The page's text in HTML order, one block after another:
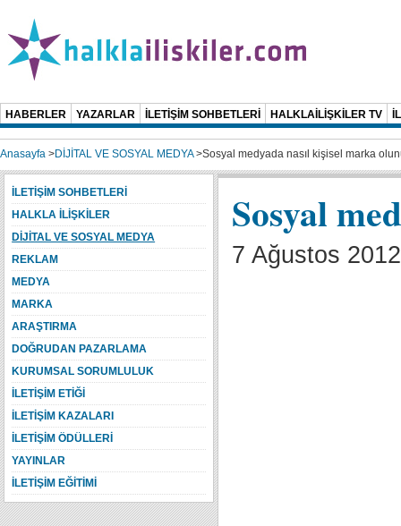
HABERLER YAZARLAR İLETİŞİM SOHBETLERİ HALKLAİLİŞKİLER TV
Anasayfa >DİJİTAL VE SOSYAL MEDYA>Sosyal medyada nasıl kişisel marka
Sosyal
7 Ağustos
İLETİŞİM SOHBETLERİ
HALKLA İLİŞKİLER
DİJİTAL VE SOSYAL MEDYA
REKLAM
MEDYA
MARKA
ARAŞTIRMA
DOĞRUDAN PAZARLAMA
KURUMSAL SORUMLULUK
İLETİŞİM ETİĞİ
İLETİŞİM KAZALARI
İLETİŞİM ÖDÜLLERİ
YAYINLAR
İLETİŞİM EĞİTİMİ